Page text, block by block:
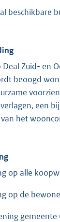
beschikbare
Zuid- en
beoogd
een
het
op alle
op de